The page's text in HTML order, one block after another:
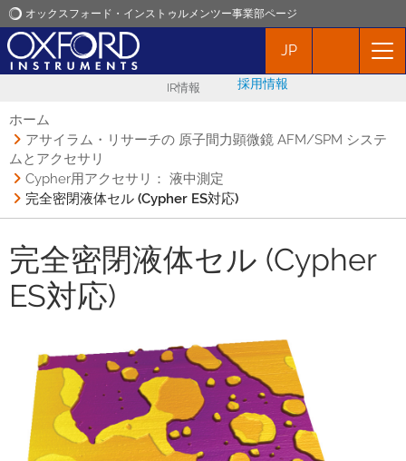
オックスフォード・インストゥルメンツー事業部ページ
オックスフォード・インストゥルメンツ
イベント
JP
IR情報 採用情報
ホーム
アサイラム・リサーチの 原子間力顕微鏡 AFM/SPM システ
ムとアクセサリ
Cypher用アクセサリ： 液中測定
完全密閉液体セル (Cypher ES対応)
完全密閉液体セル (Cypher
ES対応)